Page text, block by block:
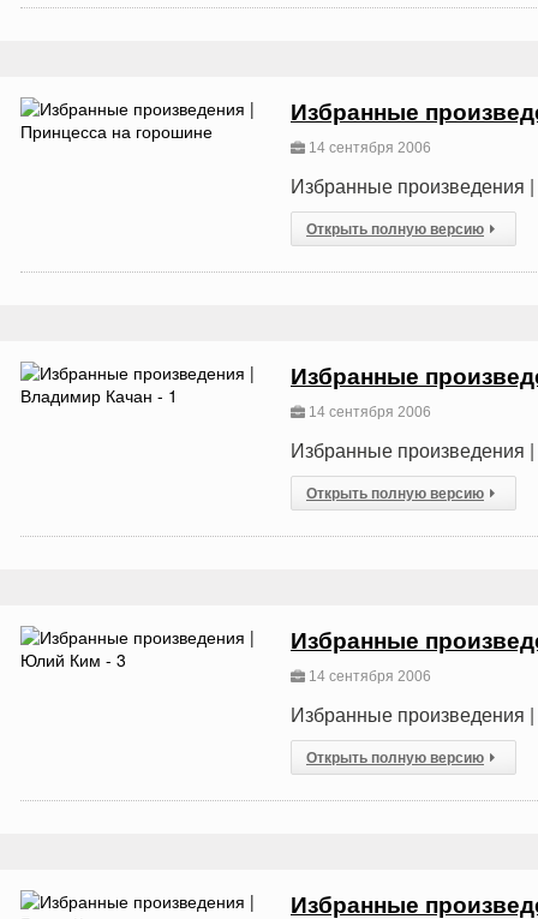
Избранные
14 сентября 2006
Избранные произведения
Открыть полную версию
Избранные
14 сентября 2006
Избранные произведения
Открыть полную версию
Избранные
14 сентября 2006
Избранные произведения
Открыть полную версию
Избранные